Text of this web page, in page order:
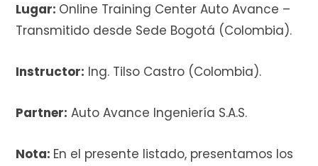
o
Lugar: Online Training Center Auto Avance –
Transmitido desde Sede Bogotá (Colombia).
Instructor: Ing. Tilso Castro (Colombia).
Partner: Auto Avance Ingeniería S.A.S.
Nota: En el presente listado, presentamos los